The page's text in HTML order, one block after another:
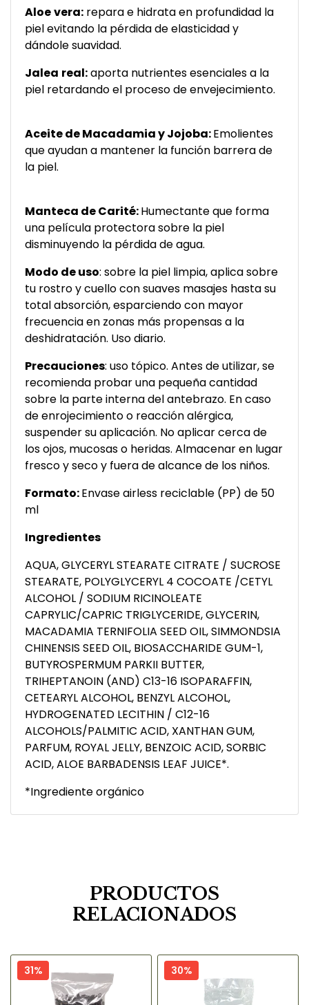
Aloevera: repara e hidrata en profundidad la
piel evitando la pérdida de elasticidad y
dándole suavidad.
Jalea real:aporta nutrientes esenciales a la
piel retardando el proceso de envejecimiento.
Aceite de Macadamia y Jojoba:Emolientes
que ayudan a mantener la función barrera de
la piel.
Manteca de Carité:Humectante que forma
una película protectora sobre la piel
disminuyendo la pérdida de agua.
Modo de uso: sobre la piel limpia, aplica sobre
tu rostro y cuello con suaves masajes hasta su
total absorción, esparciendo con mayor
frecuencia en zonas más propensas a la
deshidratación. Uso diario.
Precauciones: uso tópico. Antes de utilizar, se
recomienda probar una pequeña cantidad
sobre la parte interna del antebrazo. En caso
de enrojecimiento o reacción alérgica,
suspender su aplicación. No aplicar cerca de
los ojos, mucosas o heridas. Almacenar en lugar
fresco y seco y fuera de alcance de los niños.
Formato:Envase airless reciclable (PP) de 50
ml
Ingredientes
AQUA, GLYCERYL STEARATE CITRATE / SUCROSE
STEARATE, POLYGLYCERYL 4 COCOATE /CETYL
ALCOHOL / SODIUM RICINOLEATE
CAPRYLIC/CAPRIC TRIGLYCERIDE, GLYCERIN,
MACADAMIA TERNIFOLIA SEED OIL, SIMMONDSIA
CHINENSIS SEED OIL, BIOSACCHARIDE GUM-1,
BUTYROSPERMUM PARKII BUTTER,
TRIHEPTANOIN (AND) C13-16 ISOPARAFFIN,
CETEARYL ALCOHOL, BENZYL ALCOHOL,
HYDROGENATED LECITHIN / C12-16
ALCOHOLS/PALMITIC ACID, XANTHAN GUM,
PARFUM, ROYAL JELLY, BENZOIC ACID, SORBIC
ACID, ALOE BARBADENSIS LEAF JUICE*.
*Ingrediente orgánico
PRODUCTOS
RELACIONADOS
31% 30%